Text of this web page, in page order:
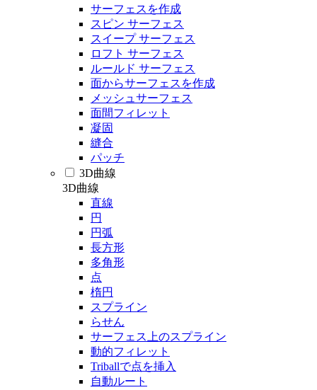
サーフェスを作成
スピン サーフェス
スイープ サーフェス
ロフト サーフェス
ルールド サーフェス
面からサーフェスを作成
メッシュサーフェス
面間フィレット
凝固
縫合
パッチ
3D曲線
3D曲線
直線
円
円弧
長方形
多角形
点
楕円
スプライン
らせん
サーフェス上のスプライン
動的フィレット
Triballで点を挿入
自動ルート